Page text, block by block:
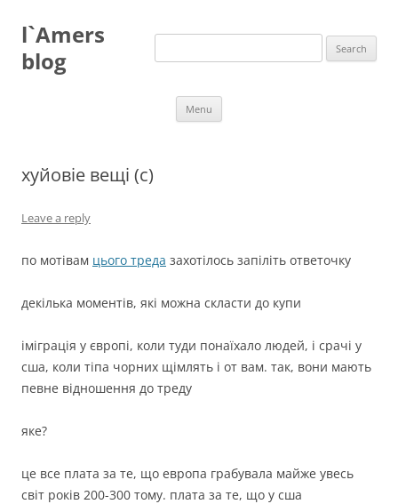
content
l`Amers
blog
Search
Menu
хуйовіе вещі (с)
Leave a reply
по мотівам цього треда захотілось запіліть ответочку
декілька моментів, які можна скласти до купи
іміграція у європі, коли туди понаїхало людей, і срачі у
сша, коли тіпа чорних щімлять і от вам. так, вони мають
певне відношення до треду
яке?
це все плата за те, що европа грабувала майже увесь
світ років 200-300 тому. плата за те, що у сша